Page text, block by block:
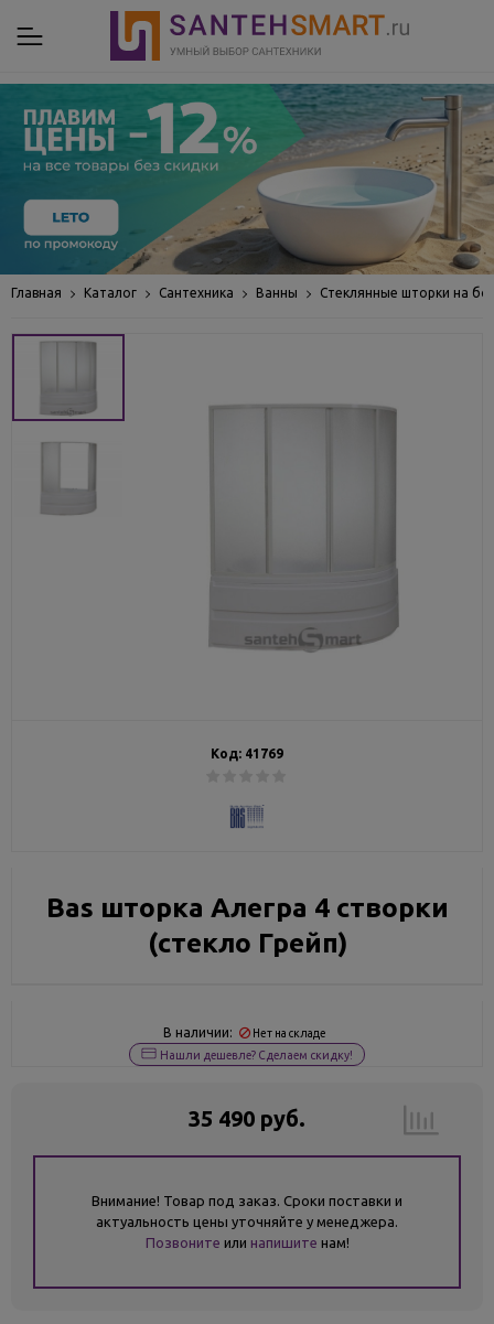
Главная Каталог Сантехника Ванны Стеклянные шторки на
Код: 41769
Bas шторка Алегра 4 створки
(стекло Грейп)
В наличии: Нет на складе
Нашли дешевле? Сделаем скидку!
35 490 руб.
Внимание! Товар под заказ. Сроки поставки и
актуальность цены уточняйте у менеджера.
Позвоните или напишите нам!